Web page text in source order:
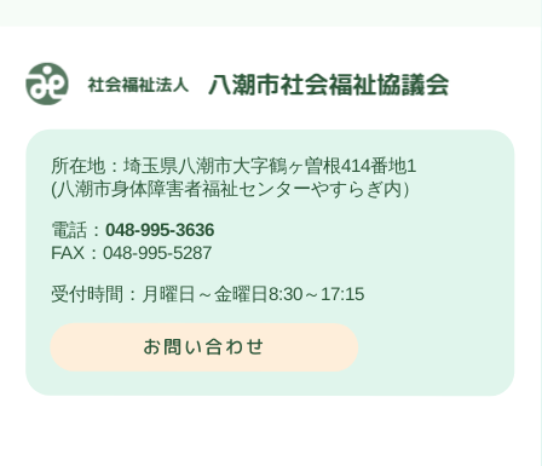
所在地：埼玉県八潮市大字鶴ヶ曽根414番地1
(八潮市身体障害者福祉センターやすらぎ内）
電話： 048-995-3636
FAX：048-995-5287
受付時間：月曜日～金曜日8:30～17:15
お問い合わせ